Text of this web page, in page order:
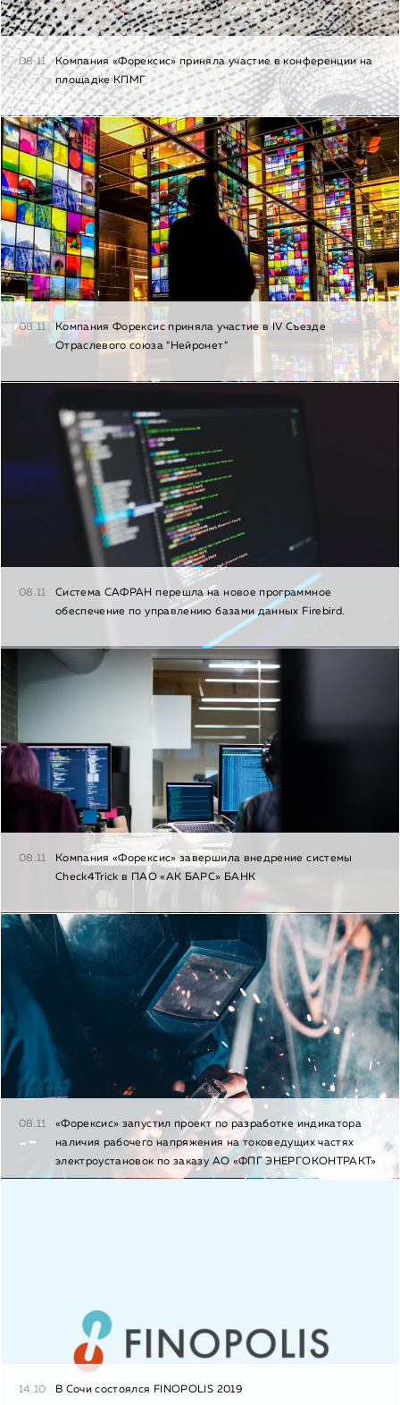
08.11
Компания «Форексис» приняла участие в конференции на
площадке КПМГ
08.11
Компания Форексис приняла участие в IV Съезде
Отраслевого союза “Нейронет”
08.11
Система САФРАН перешла на новое программное
обеспечение по управлению базами данных Firebird.
08.11
Компания «Форексис» завершила внедрение системы
Check4Trick в ПАО «АК БАРС» БАНК
08.11
«Форексис» запустил проект по разработке индикатора
наличия рабочего напряжения на токоведущих частях
электроустановок по заказу АО «ФПГ ЭНЕРГОКОНТРАКТ»
14.10 В Сочи состоялся FINOPOLIS 2019